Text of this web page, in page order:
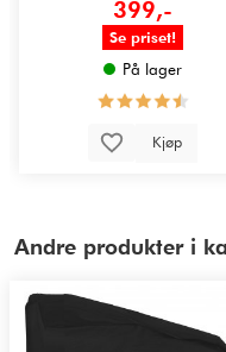
399,-
Se priset!
På lager
Kjøp
Andre produkter i